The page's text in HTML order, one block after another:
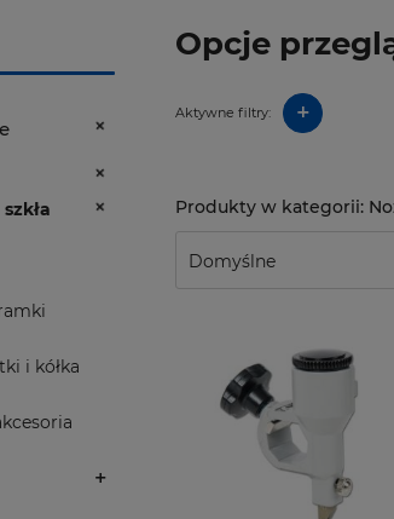
i kółka
Opcje
Aktywne filtry: +